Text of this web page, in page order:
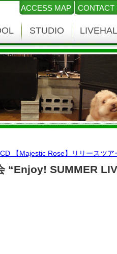
ACCESS MAP CONTACT
STUDIO
【Majestic Rose】リリースツア
“Enjoy! SUMMER